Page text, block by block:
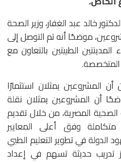
خالد عبد الغفار، وزير الصحة
موضحًا أنه تم التوصل إلى
الطبيتين بالتعاون مع
المتخصصة.
المشروعين يمثلان استثمارًا
أن المشروعين يمثلان نقلة
المصرية، من خلال تقديم
وفق أعلى المعايير
الدولة في تطوير التعليم الطبي
تدريب حديثة تسهم في إعداد